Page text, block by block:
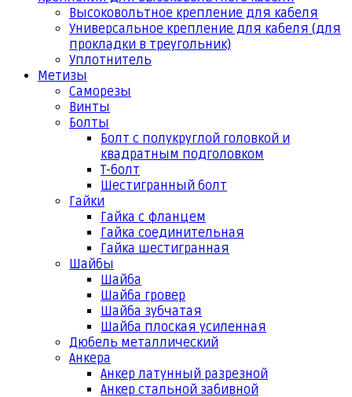
Высоковольтное крепление для кабеля
Универсальное крепление для кабеля (для
прокладки в треугольник)
Уплотнитель
Метизы
Саморезы
Винты
Болты
Болт с полукруглой головкой и
квадратным подголовком
Т-болт
Шестигранный болт
Гайки
Гайка с фланцем
Гайка соединительная
Гайка шестигранная
Шайбы
Шайба
Шайба гровер
Шайба зубчатая
Шайба плоская усиленная
Дюбель металлический
Анкера
Анкер латунный разрезной
Анкер стальной забивной